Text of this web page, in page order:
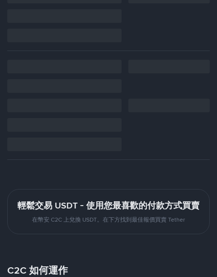
輕鬆交易 USDT - 使用您最喜歡的付款方式買賣
在幣安 C2C 上兌換 USDT。在下方找到最佳報價買賣 Tether
C2C 如何運作